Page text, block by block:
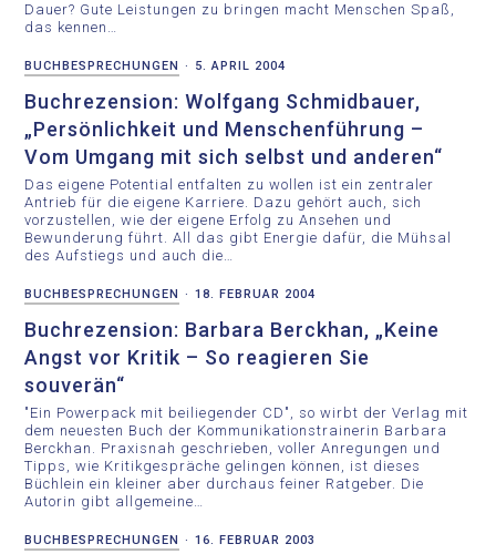
Dauer? Gute Leistungen zu bringen macht Menschen Spaß,
das kennen…
BUCHBESPRECHUNGEN · 5. APRIL 2004
Buchrezension: Wolfgang Schmidbauer,
„Persönlichkeit und Menschenführung –
Vom Umgang mit sich selbst und anderen“
Das eigene Potential entfalten zu wollen ist ein zentraler
Antrieb für die eigene Karriere. Dazu gehört auch, sich
vorzustellen, wie der eigene Erfolg zu Ansehen und
Bewunderung führt. All das gibt Energie dafür, die Mühsal
des Aufstiegs und auch die…
BUCHBESPRECHUNGEN · 18. FEBRUAR 2004
Buchrezension: Barbara Berckhan, „Keine
Angst vor Kritik – So reagieren Sie
souverän“
"Ein Powerpack mit beiliegender CD", so wirbt der Verlag mit
dem neuesten Buch der Kommunikationstrainerin Barbara
Berckhan. Praxisnah geschrieben, voller Anregungen und
Tipps, wie Kritikgespräche gelingen können, ist dieses
Büchlein ein kleiner aber durchaus feiner Ratgeber. Die
Autorin gibt allgemeine…
BUCHBESPRECHUNGEN · 16. FEBRUAR 2003